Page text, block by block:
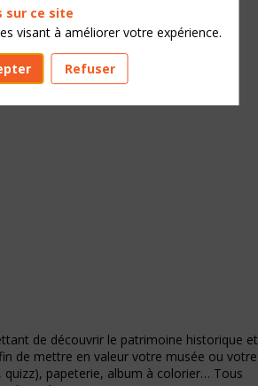
de découvrir le patrimoine historique et
de mettre en valeur votre musée ou votre
papeterie, album à colorier… Tous
sur ce site
visant à améliorer votre expérience.
Refuser